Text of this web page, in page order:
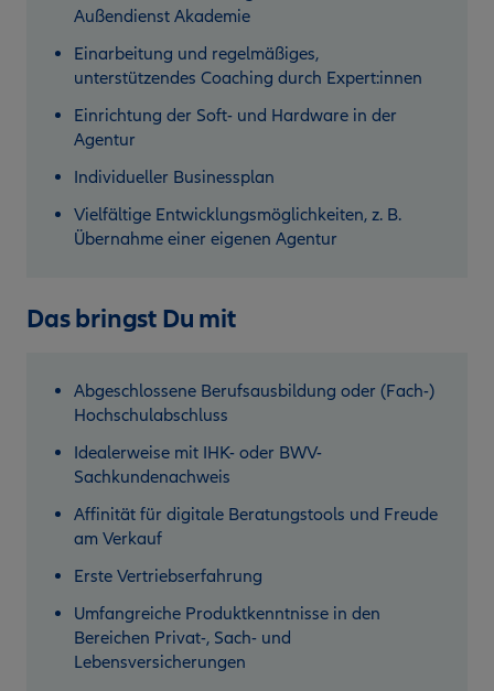
Außendienst Akademie
Einarbeitung und regelmäßiges,
unterstützendes Coaching durch Expert:innen
Einrichtung der Soft- und Hardware in der
Agentur
Individueller Businessplan
Vielfältige Entwicklungsmöglichkeiten, z. B.
Übernahme einer eigenen Agentur
Das bringst Du mit
Abgeschlossene Berufsausbildung oder (Fach-)
Hochschulabschluss
Idealerweise mit IHK- oder BWV-
Sachkundenachweis
Affinität für digitale Beratungstools und Freude
am Verkauf
Erste Vertriebserfahrung
Umfangreiche Produktkenntnisse in den
Bereichen Privat-, Sach- und
Lebensversicherungen